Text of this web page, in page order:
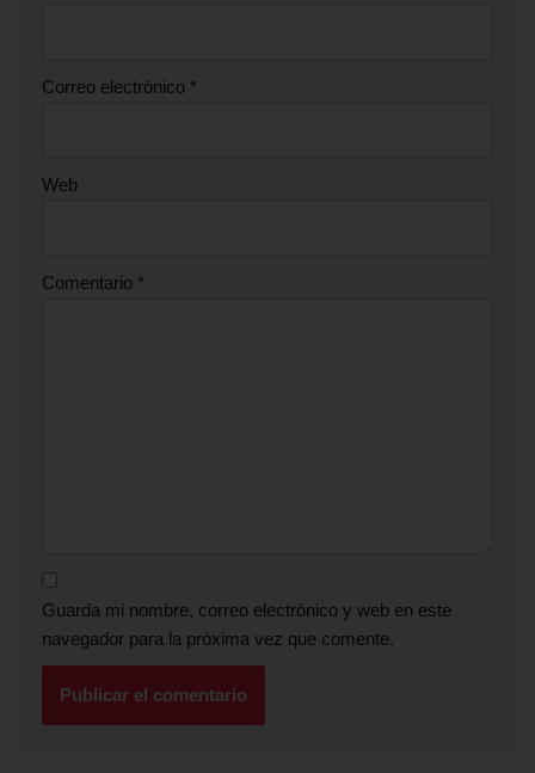
Correo electrónico *
Web
Comentario *
Guarda mi nombre, correo electrónico y web en este
navegador para la próxima vez que comente.